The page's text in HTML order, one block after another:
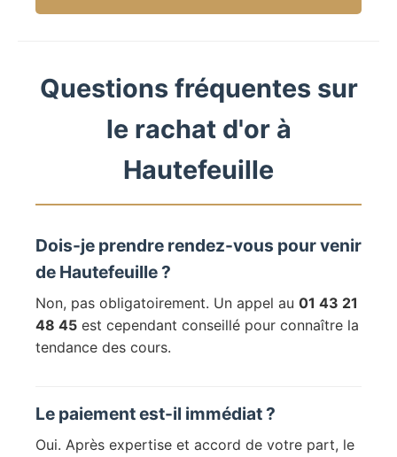
Questions fréquentes sur
le rachat d'or à
Hautefeuille
Dois-je prendre rendez-vous pour venir
de Hautefeuille ?
Non, pas obligatoirement. Un appel au 01 43 21
48 45 est cependant conseillé pour connaître la
tendance des cours.
Le paiement est-il immédiat ?
Oui. Après expertise et accord de votre part, le